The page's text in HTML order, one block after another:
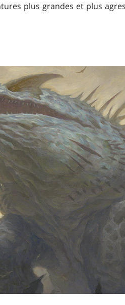
plus grandes et plus